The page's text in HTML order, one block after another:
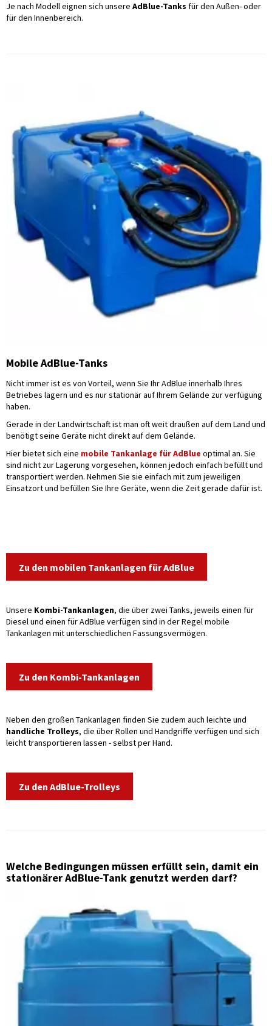
Je nach Modell eignen sich unsere AdBlue-Tanks für den Außen- oder
für den Innenbereich.
Mobile AdBlue-Tanks
Nicht immer ist es von Vorteil, wenn Sie Ihr AdBlue innerhalb Ihres
Betriebes lagern und es nur stationär auf Ihrem Gelände zur verfügung
haben.
Gerade in der Landwirtschaft ist man oft weit draußen auf dem Land und
benötigt seine Geräte nicht direkt auf dem Gelände.
Hier bietet sich eine mobile Tankanlage für AdBlue optimal an. Sie
sind nicht zur Lagerung vorgesehen, können jedoch einfach befüllt und
transportiert werden. Nehmen Sie sie einfach mit zum jeweiligen
Einsatzort und befüllen Sie Ihre Geräte, wenn die Zeit gerade dafür ist.
Zu den mobilen Tankanlagen für AdBlue
Unsere Kombi-Tankanlagen, die über zwei Tanks, jeweils einen für
Diesel und einen für AdBlue verfügen sind in der Regel mobile
Tankanlagen mit unterschiedlichen Fassungsvermögen.
Zu den Kombi-Tankanlagen
Neben den großen Tankanlagen finden Sie zudem auch leichte und
handliche Trolleys, die über Rollen und Handgriffe verfügen und sich
leicht transportieren lassen - selbst per Hand.
Zu den AdBlue-Trolleys
Welche Bedingungen müssen erfüllt sein, damit ein
stationärer AdBlue-Tank genutzt werden darf?